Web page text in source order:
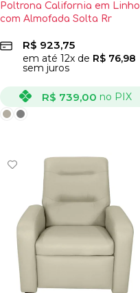
Poltrona California em Linho
com Almofada Solta Rr
R$ 923,75
em até 12x de R$ 76,98
sem juros
R$ 739,00 no PIX